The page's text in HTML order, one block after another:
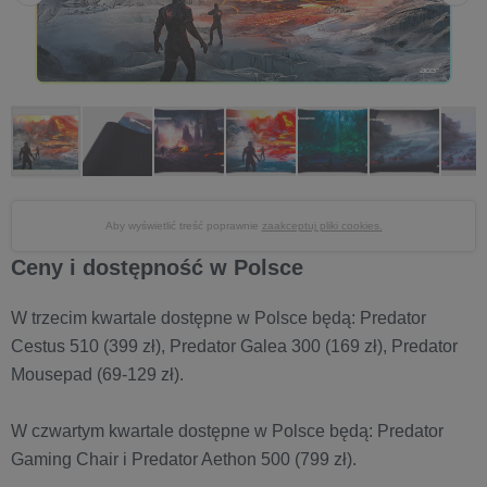
Aby wyświetlić treść poprawnie zaakceptuj pliki cookies.
Ceny i dostępność w Polsce
W trzecim kwartale dostępne w Polsce będą: Predator
Cestus 510 (399 zł), Predator Galea 300 (169 zł), Predator
Mousepad (69-129 zł).
W czwartym kwartale dostępne w Polsce będą: Predator
Gaming Chair i Predator Aethon 500 (799 zł).